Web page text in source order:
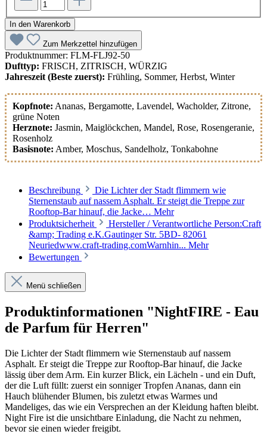
In den Warenkorb
Zum Merkzettel hinzufügen
Produktnummer: FLM-FLJ92-50
Dufttyp: FRISCH, ZITRISCH, WÜRZIG
Jahreszeit (Beste zuerst): Frühling, Sommer, Herbst, Winter
Kopfnote: Ananas, Bergamotte, Lavendel, Wacholder, Zitrone,
grüne Noten
Herznote: Jasmin, Maiglöckchen, Mandel, Rose, Rosengeranie,
Rosenholz
Basisnote: Amber, Moschus, Sandelholz, Tonkabohne
Beschreibung
Die Lichter der Stadt flimmern wie
Sternenstaub auf nassem Asphalt. Er steigt die Treppe zur
Rooftop-Bar hinauf, die Jacke… Mehr
Produktsicherheit
Hersteller / Verantwortliche Person:Craft
&amp; Trading e.K.Gautinger Str. 5BD- 82061
Neuriedwww.craft-trading.comWarnhin... Mehr
Bewertungen
Menü schließen
Produktinformationen "NightFIRE - Eau
de Parfum für Herren"
Die Lichter der Stadt flimmern wie Sternenstaub auf nassem
Asphalt. Er steigt die Treppe zur Rooftop-Bar hinauf, die Jacke
lässig über dem Arm. Ein kurzer Blick, ein Lächeln - und ein Duft,
der die Luft füllt: zuerst ein sonniger Tropfen Ananas, dann ein
Hauch blühender Blumen, bis zuletzt etwas Warmes und
Mandeliges, das wie ein Versprechen an der Kleidung haften bleibt.
Night Fire ist die unsichtbare Einladung, die Nacht zu nehmen,
bevor sie einen wieder freigibt.